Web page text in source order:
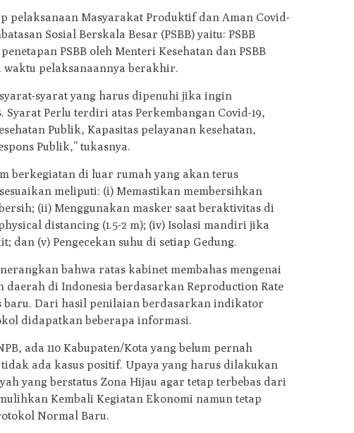
pelaksanaan Masyarakat Produktif dan Aman Covid-
Sosial Berskala Besar (PSBB) yaitu: PSBB
PSBB oleh Menteri Kesehatan dan PSBB
waktu pelaksanaannya berakhir.
syarat yang harus dipenuhi jika ingin
Syarat Perlu terdiri atas Perkembangan Covid-19,
Publik, Kapasitas pelayanan kesehatan,
Publik,” tukasnya.
berkegiatan di luar rumah yang akan terus
meliputi: (i) Memastikan membersihkan
(ii) Menggunakan masker saat beraktivitas di
distancing (1.5-2 m); (iv) Isolasi mandiri jika
dan (v) Pengecekan suhu di setiap Gedung.
bahwa ratas kabinet membahas mengenai
daerah di Indonesia berdasarkan Reproduction Rate
baru. Dari hasil penilaian berdasarkan indikator
didapatkan beberapa informasi.
ada 110 Kabupaten/Kota yang belum pernah
ada kasus positif. Upaya yang harus dilakukan
yang berstatus Zona Hijau agar tetap terbebas dari
Kembali Kegiatan Ekonomi namun tetap
Normal Baru.